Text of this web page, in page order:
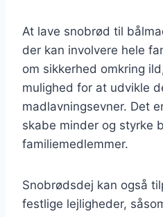
At lave snobrød til
der kan involvere hele
om sikkerhed omkring
mulighed for at udvikle
madlavningsevner. Det
skabe minder og styrke
familiemedlemmer.
Snobrødsdej kan også
festlige lejligheder,